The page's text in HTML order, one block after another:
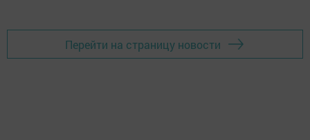
Перейти на страницу новости